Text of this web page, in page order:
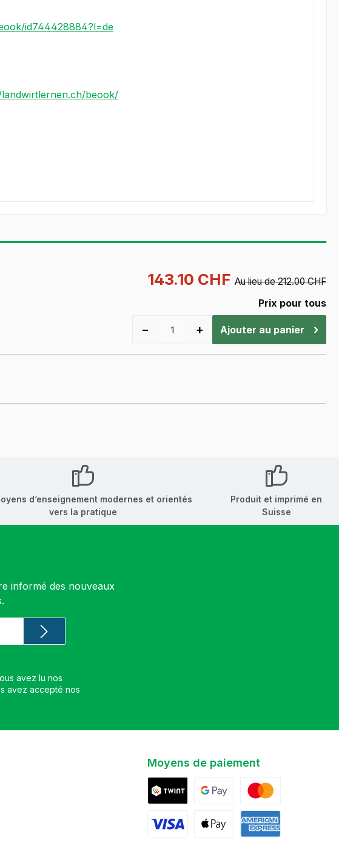
id744428884?l=de
beook/
143.10 CHF Au lieu de 212.00 CHF
Prix pour tous
− + Ajouter au panier ›
d‘enseignement modernes et orientés
vers la pratique
Produit et imprimé en
Suisse
informé des nouveaux
Moyens de paiement
Google PayMastercard